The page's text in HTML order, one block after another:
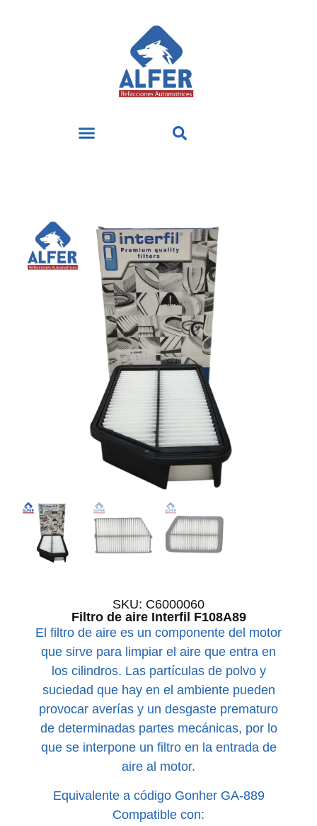
SKU: C6000060
Filtro de aire Interfil F108A89
El filtro de aire es un componente del motor
que sirve para limpiar el aire que entra en
los cilindros. Las partículas de polvo y
suciedad que hay en el ambiente pueden
provocar averías y un desgaste prematuro
de determinadas partes mecánicas, por lo
que se interpone un filtro en la entrada de
aire al motor.
Equivalente a código Gonher GA-889
Compatible con: